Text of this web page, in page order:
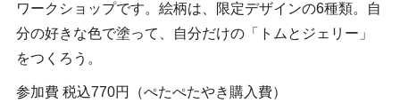
ワークショップです。絵柄は、限定デザインの6種類。自
分の好きな色で塗って、自分だけの「トムとジェリー」
をつくろう。
参加費 税込770円（ぺたぺたやき購入費）